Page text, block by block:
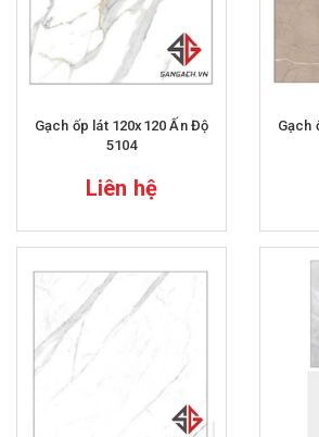
Gạch ốp lát 120x120 Ấn Độ
5104
Liên hệ
Gạch